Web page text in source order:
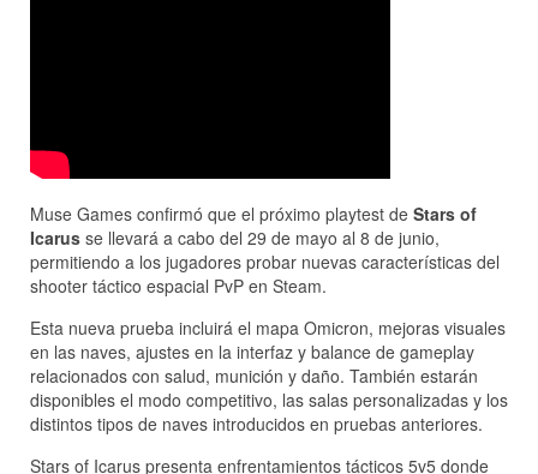
Muse Games confirmó que el próximo playtest de Stars of
Icarus se llevará a cabo del 29 de mayo al 8 de junio,
permitiendo a los jugadores probar nuevas características del
shooter táctico espacial PvP en Steam.
Esta nueva prueba incluirá el mapa Omicron, mejoras visuales
en las naves, ajustes en la interfaz y balance de gameplay
relacionados con salud, munición y daño. También estarán
disponibles el modo competitivo, las salas personalizadas y los
distintos tipos de naves introducidos en pruebas anteriores.
Stars of Icarus presenta enfrentamientos tácticos 5v5 donde